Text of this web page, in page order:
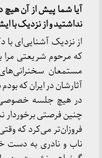
آیا شما پیش از آن هیچ
نداشتید و از نزدیک با
از نزدیک آشنایی‌ای با
که مرحوم شریعتی
مستمعان
آثارشان در ایران که بودم
در هیچ جلسه خصوصی
چنین فرصتی برخوردار
فروزان‌تر می‌کرد که
ناب و نادری به دست